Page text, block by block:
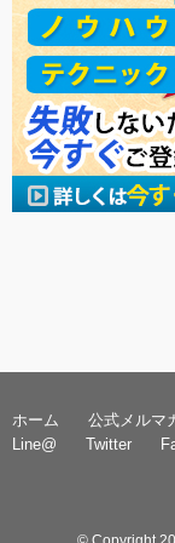
ホーム 公式メルマ
Line@
Twitter